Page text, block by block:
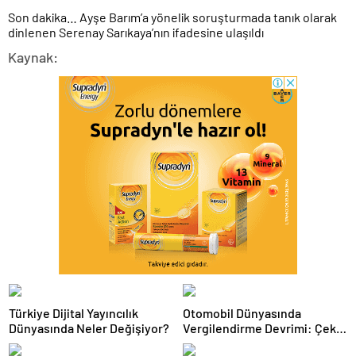
Son dakika… Ayşe Barım’a yönelik soruşturmada tanık olarak
dinlenen Serenay Sarıkaya’nın ifadesine ulaşıldı
Kaynak:
Türkiye Dijital Yayıncılık
Dünyasında Neler Değişiyor?
Otomobil Dünyasında
Vergilendirme Devrimi: Çekiş
Sistemleri ve Yeni Dönem